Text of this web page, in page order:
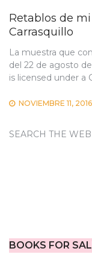
Retablos de
Carrasquillo
La muestra que
del 22 de agosto
is licensed under a
NOVIEMBRE 11, 2016
SEARCH THE WEB
BOOKS FOR